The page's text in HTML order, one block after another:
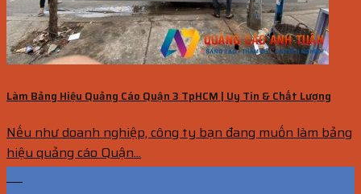
Làm Bảng Hiệu Quảng Cáo Quận 3 TpHCM | Uy Tín & Chất Lượng
Nếu như doanh nghiệp, công ty bạn đang muốn làm bảng
hiệu quảng cáo Quận...
09